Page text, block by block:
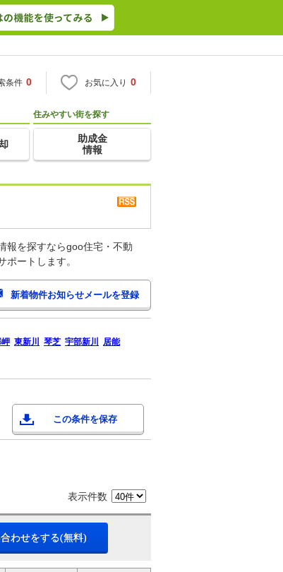
条件 0 お気に入り 0
住みやすい街を探す
助成金
情報
報を探すならgoo住宅・不動
ートします。
東新川 琴芝 宇部新川
居能
この条件を保存
表示件数
わせをする(無料)